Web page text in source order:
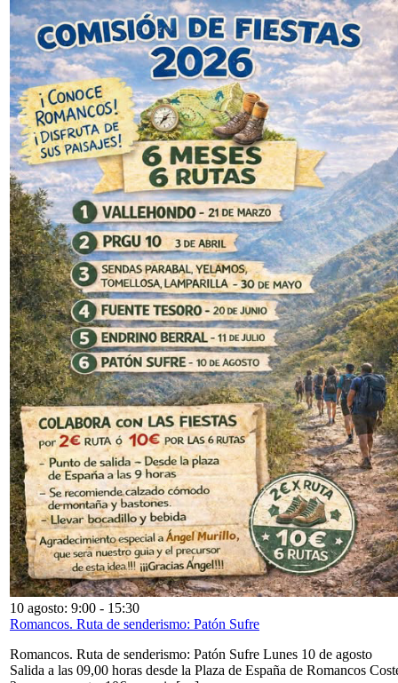
10 agosto: 9:00 - 15:30
Romancos. Ruta de senderismo: Patón Sufre
Romancos. Ruta de senderismo: Patón Sufre Lunes 10 de agosto
Salida a las 09,00 horas desde la Plaza de España de Romancos